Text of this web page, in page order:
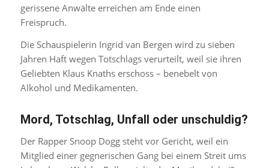
gerissene Anwälte erreichen am Ende einen
Freispruch.
Die Schauspielerin Ingrid van Bergen wird zu sieben
Jahren Haft wegen Totschlags verurteilt, weil sie ihren
Geliebten Klaus Knaths erschoss – benebelt von
Alkohol und Medikamenten.
Mord, Totschlag, Unfall oder unschuldig?
Der Rapper Snoop Dogg steht vor Gericht, weil ein
Mitglied einer gegnerischen Gang bei einem Streit ums